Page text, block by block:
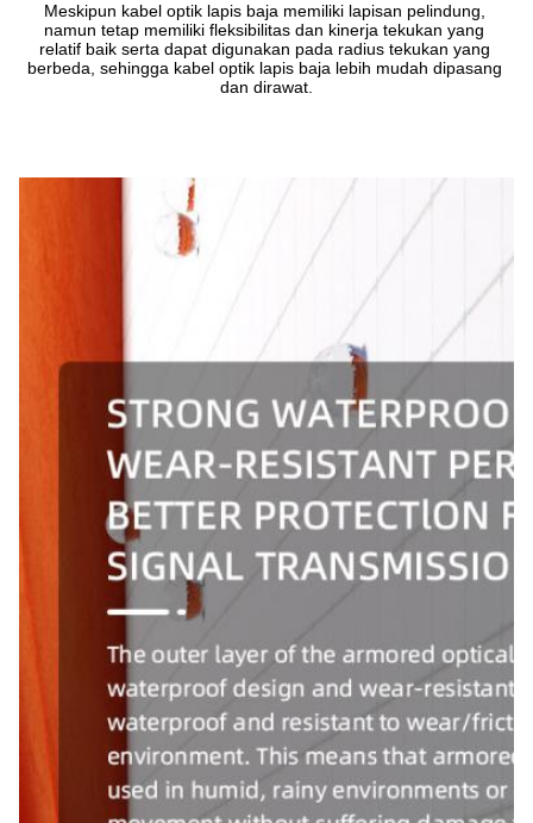
Meskipun kabel optik lapis baja memiliki lapisan pelindung,
namun tetap memiliki fleksibilitas dan kinerja tekukan yang
relatif baik serta dapat digunakan pada radius tekukan yang
berbeda, sehingga kabel optik lapis baja lebih mudah dipasang
dan dirawat.